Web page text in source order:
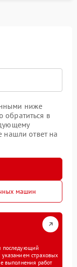
ниже
обратиться в
нашли ответ на
машин
последующий
указанием страховых
выполнения работ